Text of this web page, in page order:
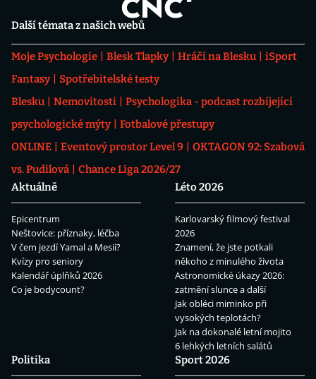
Další témata z našich webů
Moje Psychologie Blesk Tlapky Hráči na Blesku
iSport
Fantasy
Spotřebitelské testy
Blesku
Nemovitosti
Psychologika - podcast rozbíjející
psychologické mýty
Fotbalové přestupy
ONLINE
Eventový prostor Level 9
OKTAGON 92: Szabová
vs. Pudilová
Chance Liga 2026/27
Aktuálně
Epicentrum
Neštovice: příznaky, léčba
V čem jezdí Yamal a Mesii?
Kvízy pro seniory
Kalendář úplňků 2026
Co je bodycount?
Léto 2026
Karlovarský filmový festival
2026
Znamení, že jste potkali
někoho z minulého života
Astronomické úkazy 2026:
zatmění slunce a další
Jak obléci miminko při
vysokých teplotách?
Jak na dokonalé letní mojito
6 lehkých letních salátů
Politika
Sport 2026